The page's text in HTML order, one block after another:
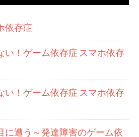
依存症
い！ゲーム依存症 スマホ依存
い！ゲーム依存症 スマホ依存
に遭う～発達障害のゲーム依